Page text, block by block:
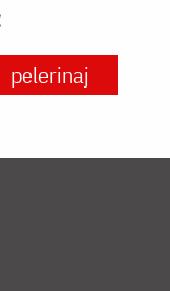
pelerinaj